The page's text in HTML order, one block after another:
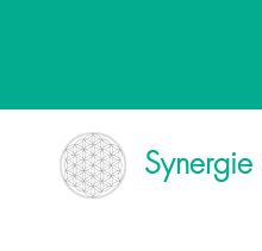
Synergie